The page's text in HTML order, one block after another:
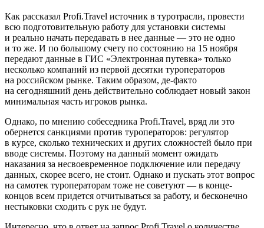
Как рассказал Profi.Travel источник в туротрасли, провести
всю подготовительную работу для установки системы
и реально начать передавать в нее данные — это не одно
и то же. И по большому счету по состоянию на 15 ноября
передают данные в ГИС «Электронная путевка» только
несколько компаний из первой десятки туроператоров
на российском рынке. Таким образом, де-факто
на сегодняшний день действительно соблюдает новый закон
минимальная часть игроков рынка.
Однако, по мнению собеседника Profi.Travel, вряд ли это
обернется санкциями против туроператоров: регулятор
в курсе, сколько технических и других сложностей было при
вводе системы. Поэтому на данный момент ожидать
наказания за несвоевременное подключение или передачу
данных, скорее всего, не стоит. Однако и пускать этот вопрос
на самотек туроператорам тоже не советуют — в конце-
концов всем придется отчитываться за работу, и бесконечно
нестыковки сходить с рук не будут.